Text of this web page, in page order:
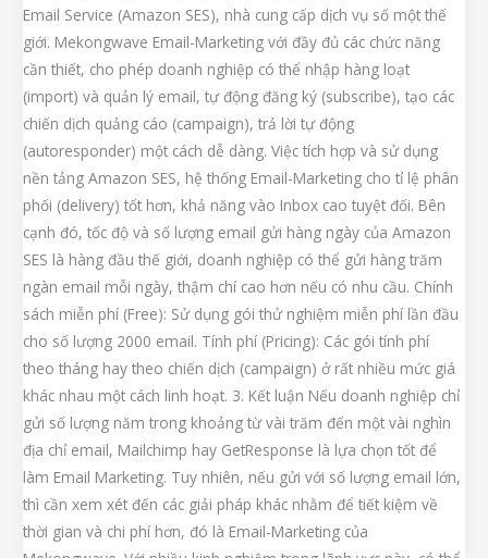
Email Service (Amazon SES), nhà cung cấp dịch vụ số một thế
giới. Mekongwave Email-Marketing với đầy đủ các chức năng
cần thiết, cho phép doanh nghiệp có thể nhập hàng loạt
(import) và quản lý email, tự động đăng ký (subscribe), tạo các
chiến dịch quảng cáo (campaign), trả lời tự động
(autoresponder) một cách dễ dàng. Việc tích hợp và sử dụng
nền tảng Amazon SES, hệ thống Email-Marketing cho tỉ lệ phân
phối (delivery) tốt hơn, khả năng vào Inbox cao tuyệt đối. Bên
cạnh đó, tốc độ và số lượng email gửi hàng ngày của Amazon
SES là hàng đầu thế giới, doanh nghiệp có thể gửi hàng trăm
ngàn email mỗi ngày, thậm chí cao hơn nếu có nhu cầu. Chính
sách miễn phí (Free): Sử dụng gói thử nghiệm miễn phí lần đầu
cho số lượng 2000 email. Tính phí (Pricing): Các gói tính phí
theo tháng hay theo chiến dịch (campaign) ở rất nhiều mức giá
khác nhau một cách linh hoạt. 3. Kết luận Nếu doanh nghiệp chỉ
gửi số lượng năm trong khoảng từ vài trăm đến một vài nghìn
địa chỉ email, Mailchimp hay GetResponse là lựa chọn tốt để
làm Email Marketing. Tuy nhiên, nếu gửi với số lượng email lớn,
thì cần xem xét đến các giải pháp khác nhằm để tiết kiệm về
thời gian và chi phí hơn, đó là Email-Marketing của